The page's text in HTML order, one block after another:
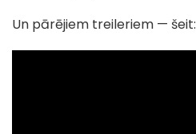
Un pārējiem treileriem — šeit: